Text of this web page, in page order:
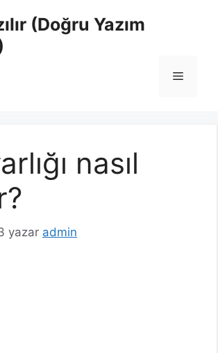
(Doğru Yazım
Menü
nasıl
yazar admin